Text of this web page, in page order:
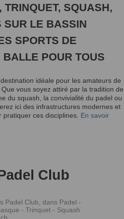
SQUASH,
SUR LE BASSIN
SPORTS DE
POUR TOUS
idéale pour les amateurs de
vous soyez attiré par la tradition de
du squash, la convivialité du padel ou
ici des infrastructures modernes et
ces disciplines. En savoir
Club
Padel Club, dans Padel -
- Trinquet - Squash